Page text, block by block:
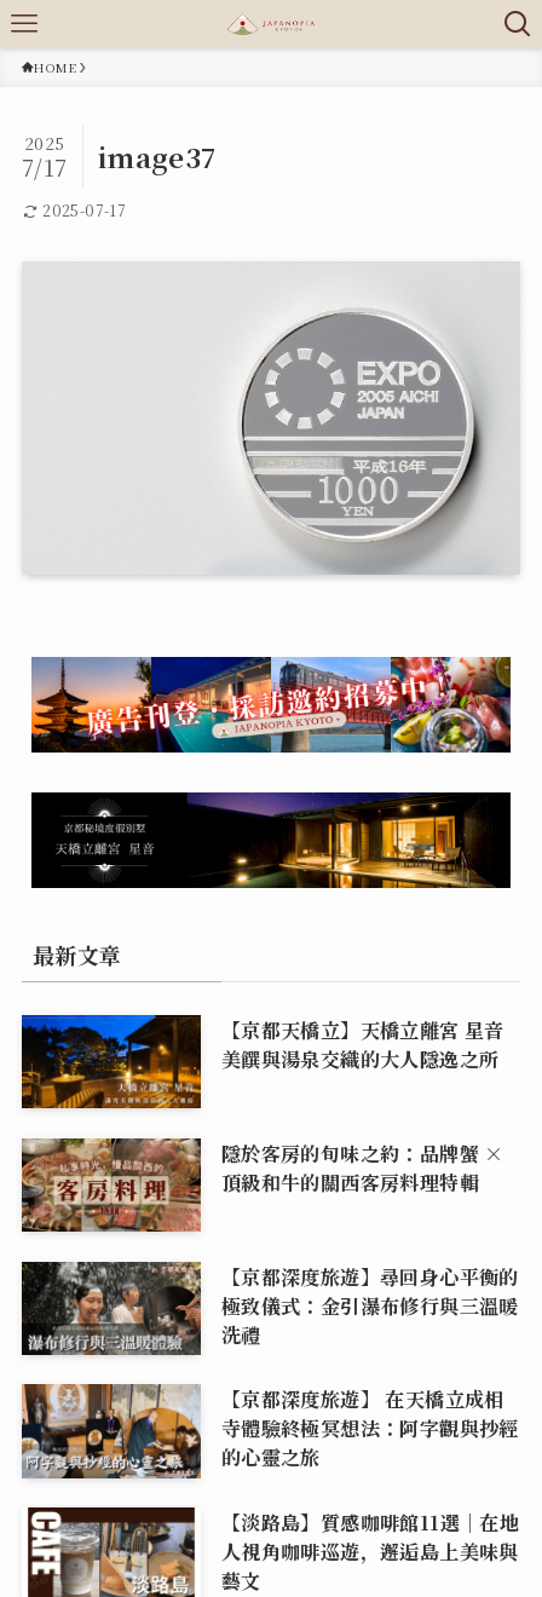
HOME
image37
2025
7/17
2025-07-17
最新文章
【京都天橋立】天橋立離宮 星音
美饌與湯泉交織的大人隱逸之所
隱於客房的旬味之約：品牌蟹 ×
頂級和牛的關西客房料理特輯
【京都深度旅遊】尋回身心平衡的
極致儀式：金引瀑布修行與三溫暖
洗禮
【京都深度旅遊】 在天橋立成相
寺體驗終極冥想法：阿字觀與抄經
的心靈之旅
【淡路島】質感咖啡館11選｜在地
人視角咖啡巡遊，邂逅島上美味與
藝文